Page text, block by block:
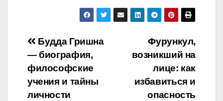
Навигация
по
записям
Фурункул,
возникший на
лице: как
избавиться и
опасность
Будда Гришна
— биография,
философские
учения и тайны
личности